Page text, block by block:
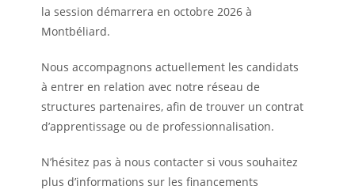
la session démarrera en octobre 2026 à
Montbéliard.
Nous accompagnons actuellement les candidats
à entrer en relation avec notre réseau de
structures partenaires, afin de trouver un contrat
d’apprentissage ou de professionnalisation.
N’hésitez pas à nous contacter si vous souhaitez
plus d’informations sur les financements